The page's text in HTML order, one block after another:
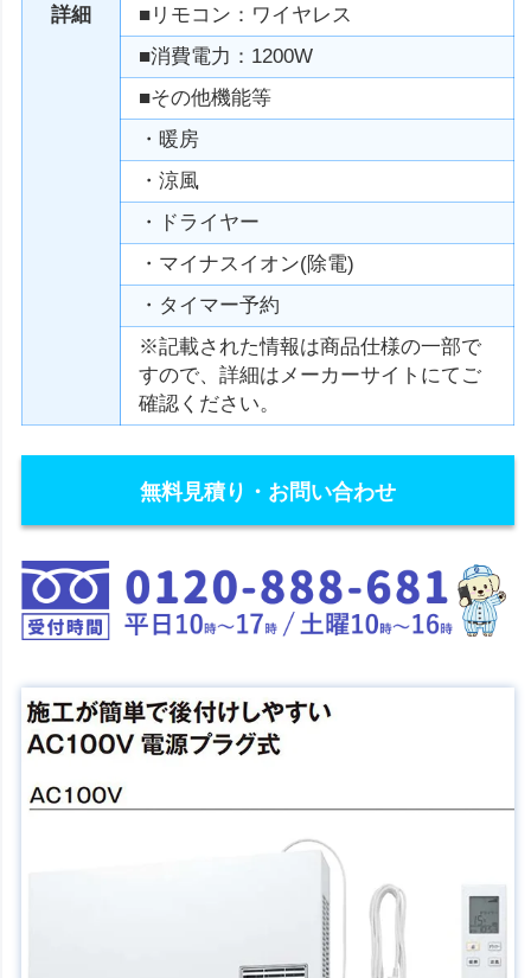
詳細
■リモコン：ワイヤレス
■消費電力：1200W
■その他機能等
・暖房
・涼風
・ドライヤー
・マイナスイオン(除電)
・タイマー予約
※記載された情報は商品仕様の一部で
すので、詳細はメーカーサイトにてご
確認ください。
無料見積り・お問い合わせ